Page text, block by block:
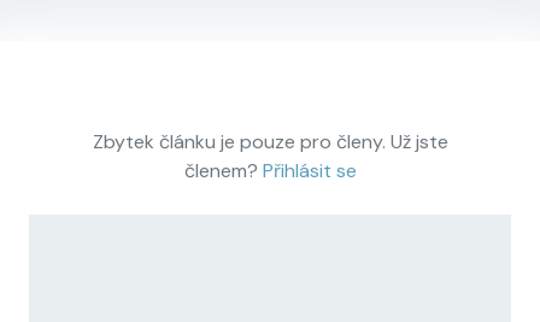
Zbytek článku je pouze pro členy. Už jste
členem? Přihlásit se